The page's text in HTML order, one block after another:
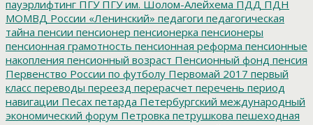
пауэрлифтинг ПГУПГУ им. Шолом-Алейхема ПДД ПДН
МОМВД России «Ленинский» педагоги педагогическая
тайна пенсии пенсионер пенсионерка пенсионеры
пенсионная грамотность пенсионная реформа пенсионные
накопления пенсионный возраст Пенсионный фонд пенсия
Первенство России по футболу Первомай 2017 первый
класс переводы переезд перерасчет перечень период
навигации Песах петарда Петербургский международный
экономический форум Петровка петрушкова пешеходная